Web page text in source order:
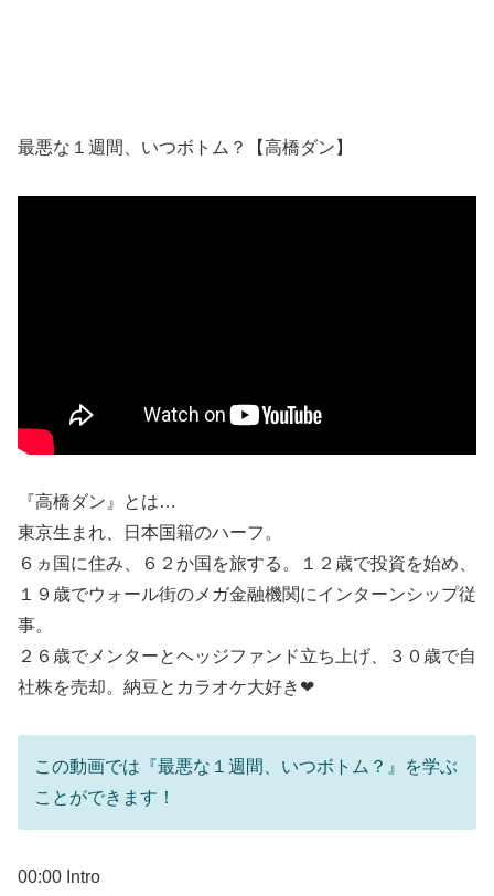
最悪な１週間、いつボトム？【高橋ダン】
『高橋ダン』とは…
東京生まれ、日本国籍のハーフ。
６ヵ国に住み、６２か国を旅する。１２歳で投資を始め、
１９歳でウォール街のメガ金融機関にインターンシップ従
事。
２６歳でメンターとヘッジファンド立ち上げ、３０歳で自
社株を売却。納豆とカラオケ大好き❤
この動画では『最悪な１週間、いつボトム？』を学ぶ
ことができます！
00:00 Intro